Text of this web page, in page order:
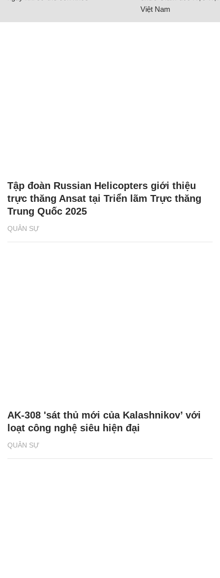
Việt Nam
QUÂN SỰ
Tập đoàn Russian Helicopters giới thiệu
trực thăng Ansat tại Triển lãm Trực thăng
Trung Quốc 2025
QUÂN SỰ
AK-308 'sát thủ mới của Kalashnikov’ với
loạt công nghệ siêu hiện đại